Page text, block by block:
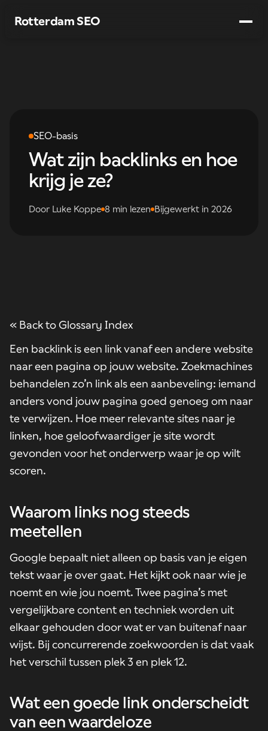
Rotterdam SEO
Over ons
→ Gratis SEO-audit
SEO-basis
Wat zijn backlinks en hoe
krijg je ze?
Door Luke Koppe 8 min lezen Bijgewerkt in 2026
« Back to Glossary Index
Een backlink is een link vanaf een andere website
naar een pagina op jouw website. Zoekmachines
behandelen zo’n link als een aanbeveling: iemand
anders vond jouw pagina goed genoeg om naar
te verwijzen. Hoe meer relevante sites naar je
linken, hoe geloofwaardiger je site wordt
gevonden voor het onderwerp waar je op wilt
scoren.
Waarom links nog steeds
meetellen
Google bepaalt niet alleen op basis van je eigen
tekst waar je over gaat. Het kijkt ook naar wie je
noemt en wie jou noemt. Twee pagina’s met
vergelijkbare content en techniek worden uit
elkaar gehouden door wat er van buitenaf naar
wijst. Bij concurrerende zoekwoorden is dat vaak
het verschil tussen plek 3 en plek 12.
Wat een goede link onderscheidt
van een waardeloze